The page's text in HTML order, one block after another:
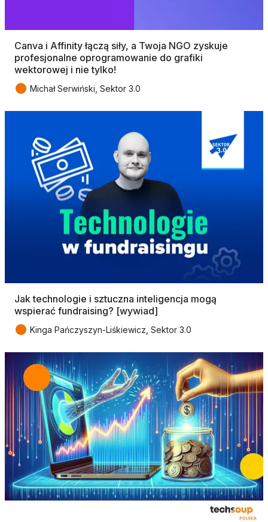
Canva i Affinity łączą siły, a Twoja NGO zyskuje
profesjonalne oprogramowanie do grafiki
wektorowej i nie tylko!
● Michał Serwiński, Sektor 3.0
Jak technologie i sztuczna inteligencja mogą
wspierać fundraising? [wywiad]
● Kinga Pańczyszyn-Liśkiewicz, Sektor 3.0